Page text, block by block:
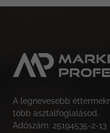
A legnevesebb
több asztalfoglalásod.
Adószám: 25194535-2-13